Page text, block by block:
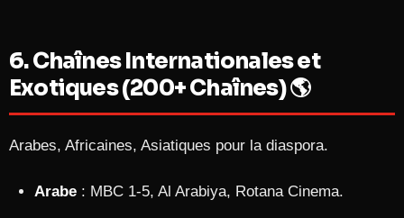
6. Chaînes Internationales et
Exotiques (200+ Chaînes) 🌎
Arabes, Africaines, Asiatiques pour la diaspora.
Arabe : MBC 1-5, Al Arabiya, Rotana Cinema.